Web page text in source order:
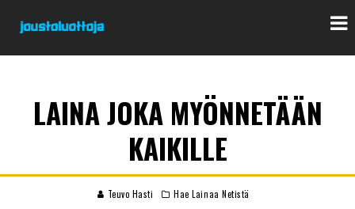
LAINA JOKA MYÖNNETÄÄN
KAIKILLE
Teuvo Hasti Hae Lainaa Netistä